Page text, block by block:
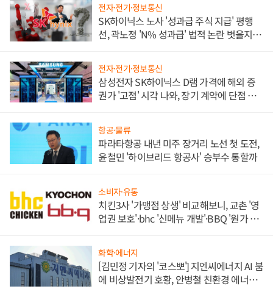
전자·전기·정보통신
SK하이닉스 노사 '성과급 주식 지급' 평행
선, 곽노정 'N% 성과급' 법적 논란 벗을지 주
전자·전기·정보통신
삼성전자 SK하이닉스 D램 가격에 해외 증
권가 '고점' 시각 나와, 장기 계약에 단점 부
항공·물류
파라타항공 내년 미주 장거리 노선 첫 도전,
윤철민 '하이브리드 항공사' 승부수 통할까
소비자·유통
치킨3사 '가맹점 상생' 비교해보니, 교촌 '영
업권 보호'·bhc '신메뉴 개발'·BBQ '원가 부
화학·에너지
[김민정 기자의 '코스뽀'] 지엔씨에너지 AI 붐
에 비상발전기 호황, 안병철 친환경 에너지